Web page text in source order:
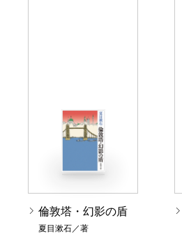
倫敦塔・幻影の盾
夏目漱石／著